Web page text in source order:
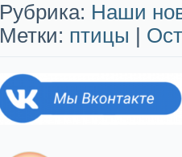
Рубрика: Наши
Метки: птицы